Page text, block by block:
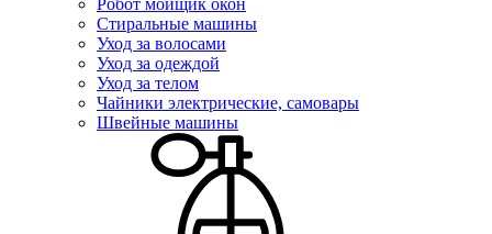
Робот мойщик окон
Стиральные машины
Уход за волосами
Уход за одеждой
Уход за телом
Чайники электрические, самовары
Швейные машины